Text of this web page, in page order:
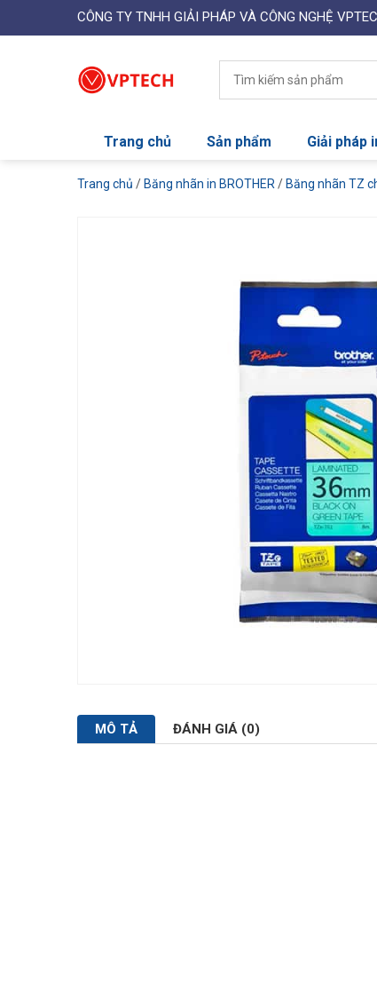
CÔNG TY TNHH GIẢI PHÁP VÀ CÔNG NGHỆ
Trang chủ Sản phẩm Giải pháp
Trang chủ / Băng nhãn in BROTHER / Băng nhãn TZ
MÔ TẢ ĐÁNH GIÁ (0)